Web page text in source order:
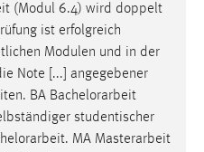
(Modul 6.4) wird doppelt
ist erfolgreich
Modulen und in der
Note [...] angegebener
BA Bachelorarbeit
studentischer
. MA Masterarbeit